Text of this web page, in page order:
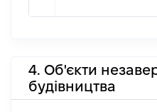
4. Об'єкти
будівництва